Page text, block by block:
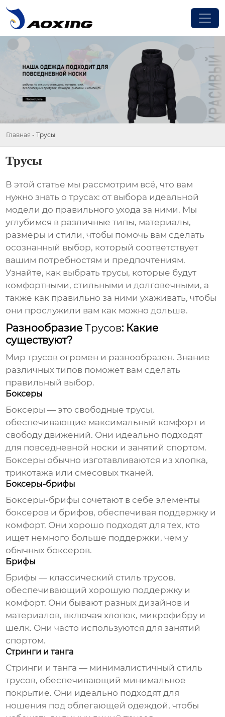
Главная - Трусы
Трусы
В этой статье мы рассмотрим всё, что вам
нужно знать отрусах: от выбора идеальной
модели до правильного ухода за ними. Мы
углубимся в различные типы, материалы,
размеры и стили, чтобы помочь вам сделать
осознанный выбор, который соответствует
вашим потребностям и предпочтениям.
Узнайте, как выбратьтрусы, которые будут
комфортными, стильными и долговечными, а
также как правильно за ними ухаживать, чтобы
они прослужили вам как можно дольше.
РазнообразиеТрусов: Какие
существуют?
Миртрусов огромен и разнообразен. Знание
различных типов поможет вам сделать
правильный выбор.
Боксеры
Боксеры — это свободныетрусы,
обеспечивающие максимальный комфорт и
свободу движений. Они идеально подходят
для повседневной носки и занятий спортом.
Боксеры обычно изготавливаются из хлопка,
трикотажа или смесовых тканей.
Боксеры-брифы
Боксеры-брифы сочетают в себе элементы
боксеров и брифов, обеспечивая поддержку и
комфорт. Они хорошо подходят для тех, кто
ищет немного больше поддержки, чем у
обычных боксеров.
Брифы
Брифы — классический стильтрусов,
обеспечивающий хорошую поддержку и
комфорт. Они бывают разных дизайнов и
материалов, включая хлопок, микрофибру и
шелк. Они часто используются для занятий
спортом.
Стринги и танга
Стринги и танга — минималистичный стиль
трусов, обеспечивающий минимальное
покрытие. Они идеально подходят для
ношения под облегающей одеждой, чтобы